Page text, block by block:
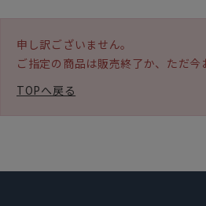
申し訳ございません。
ご指定の商品は販売終了か、ただ今
TOPへ戻る